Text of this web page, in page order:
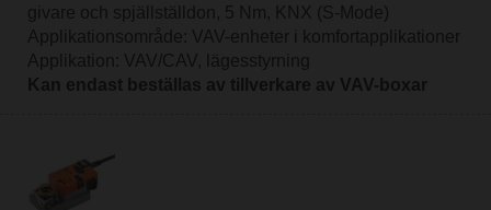
givare och spjällställdon, 5 Nm, KNX (S-Mode)
Applikationsområde: VAV-enheter i komfortapplikationer
Applikation: VAV/CAV, lägesstyrning
Kan endast beställas av tillverkare av VAV-boxar